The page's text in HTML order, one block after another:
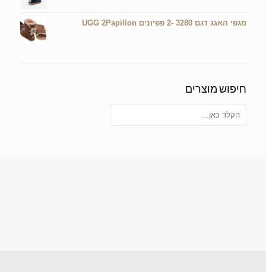
מגפי האגג דגם 3280 -2 פפיונים UGG 2Papillon
חיפוש מוצרים